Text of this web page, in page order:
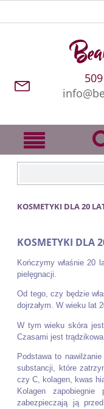
KOSMETYKI DLA 20
KOSMETYKI DLA
Kończymy właśnie 20
pielęgnacji.
Od tego, czy będzie
dojrzałym. W wieku lat
W tym wieku skóra jest
Czasami jest
Podstawa to
substancji, które
czy C, kolagen, kwas
Kolagen
zabezpieczają ją